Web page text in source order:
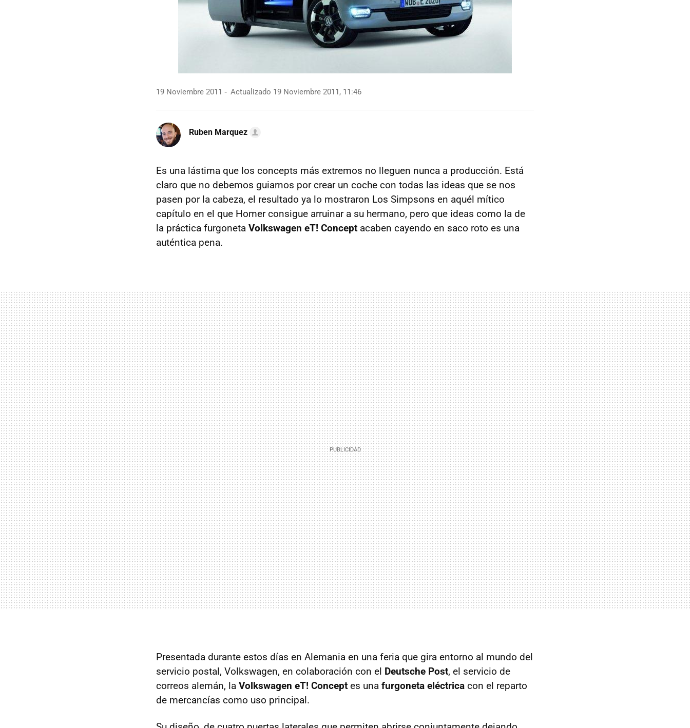
19 Noviembre 2011 Actualizado 19 Noviembre 2011, 11:46
Ruben Marquez
Es una lástima que los concepts más extremos no lleguen nunca a producción. Está
claro que no debemos guiarnos por crear un coche con todas las ideas que se nos
pasen por la cabeza, el resultado ya lo mostraron Los Simpsons en aquél mítico
capítulo en el que Homer consigue arruinar a su hermano, pero que ideas como la de
la práctica furgoneta Volkswagen eT! Concept acaben cayendo en saco roto es una
auténtica pena.
Presentada durante estos días en Alemania en una feria que gira entorno al mundo del
servicio postal, Volkswagen, en colaboración con el Deutsche Post, el servicio de
correos alemán, la Volkswagen eT! Concept es una furgoneta eléctrica con el reparto
de mercancías como uso principal.